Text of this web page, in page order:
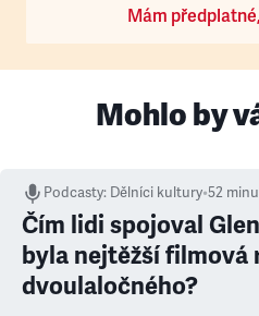
Mám
Mohlo by
Podcasty: Dělníci kultury•52
Čím lidi spojoval
byla nejtěžší filmová
dvoulaločného?